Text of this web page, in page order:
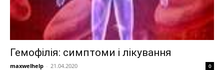
Гемофілія: симптоми і лікування
maxwelhelp - 21.04.2020 0